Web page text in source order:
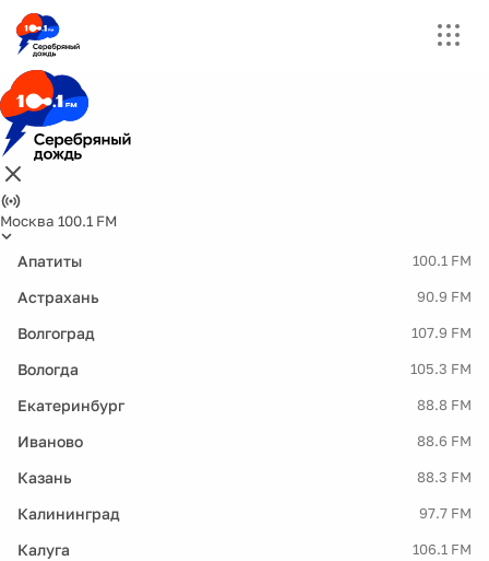
Москва 100.1 FM
Апатиты 100.1 FM
Астрахань 90.9 FM
Волгоград 107.9 FM
Вологда 105.3 FM
Екатеринбург 88.8 FM
Иваново 88.6 FM
Казань 88.3 FM
Калининград 97.7 FM
Калуга 106.1 FM